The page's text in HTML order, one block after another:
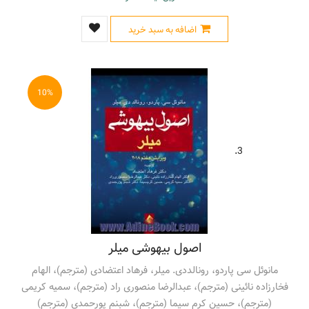
اضافه به سبد خرید
10%
3.
اصول بیهوشی میلر
مانوئل سی پاردو، رونالددی. میلر، فرهاد اعتضادی (مترجم)، الهام
فخارزاده نائینی (مترجم)، عبدالرضا منصوری راد (مترجم)، سمیه کریمی
(مترجم)، حسین کرم سیما (مترجم)، شبنم پورحمدی (مترجم)